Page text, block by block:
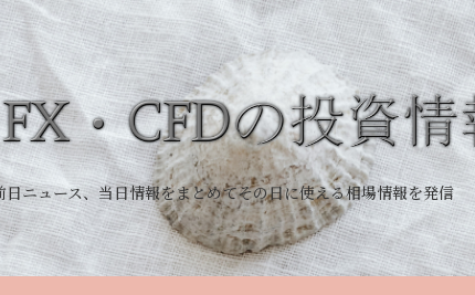
ニュース、当日情報をまとめてその日に使える相場情報を発信